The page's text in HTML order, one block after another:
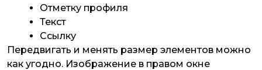
Отметку профиля
Текст
Ссылку
Передвигать и менять размер элементов можно
как угодно. Изображение в правом окне